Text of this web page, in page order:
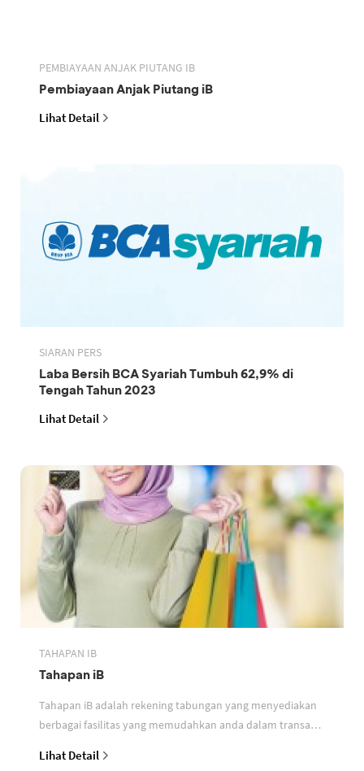
PEMBIAYAAN ANJAK PIUTANG IB
Pembiayaan Anjak Piutang iB
Lihat Detail
SIARAN PERS
Laba Bersih BCA Syariah Tumbuh 62,9% di
Tengah Tahun 2023
Lihat Detail
TAHAPAN IB
Tahapan iB
Tahapan iB adalah rekening tabungan yang menyediakan
berbagai fasilitas yang memudahkan anda dalam transaksi
Lihat Detail